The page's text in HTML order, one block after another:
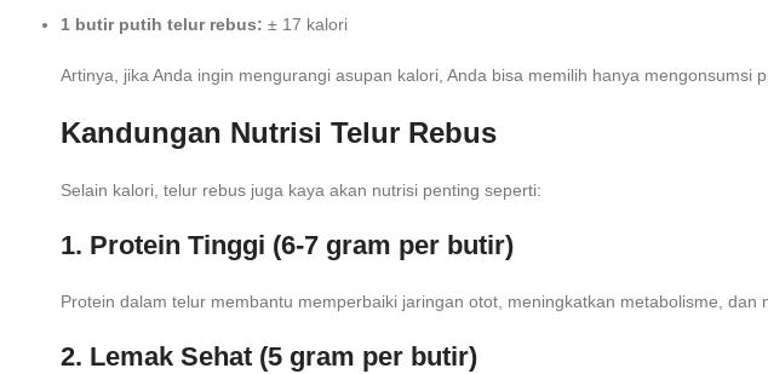
1 butir putih telur rebus: ± 17 kalori
Artinya, jika Anda ingin mengurangi asupan kalori, Anda bisa memilih hanya mengonsumsi
Kandungan Nutrisi Telur Rebus
Selain kalori, telur rebus juga kaya akan nutrisi penting seperti:
1. Protein Tinggi (6-7 gram per butir)
Protein dalam telur membantu memperbaiki jaringan otot, meningkatkan metabolisme,
2. Lemak Sehat (5 gram per butir)